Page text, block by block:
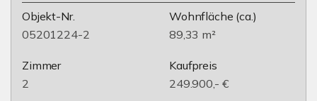
Objekt-Nr.
05201224-2
Wohnfläche (ca.)
89,33 m²
Zimmer
2
Kaufpreis
249.900,- €